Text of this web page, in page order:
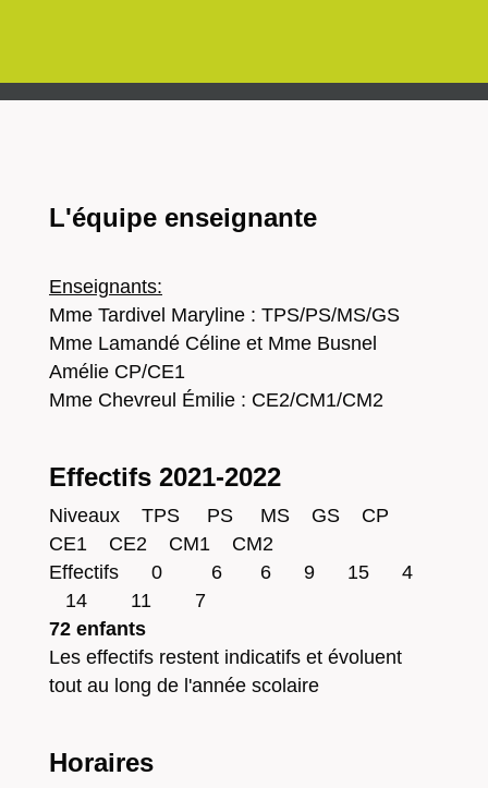
L'équipe enseignante
Enseignants:
Mme Tardivel Maryline : TPS/PS/MS/GS
Mme Lamandé Céline et Mme Busnel
Amélie CP/CE1
Mme Chevreul Émilie : CE2/CM1/CM2
Effectifs 2021-2022
Niveaux TPS PS MS GS CP
CE1 CE2 CM1 CM2
Effectifs 0 6 6 9 15 4
14 11 7
72 enfants
Les effectifs restent indicatifs et évoluent
tout au long de l'année scolaire
Horaires